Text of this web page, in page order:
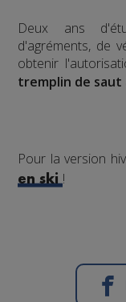
​Deux ans
d'agréments, de
obtenir
tremplin de saut
Pour la version
en ski !